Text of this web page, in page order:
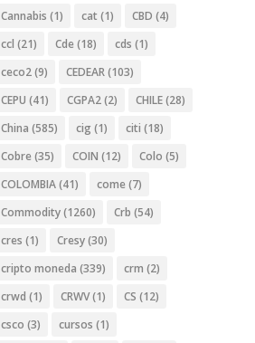
Cannabis (1) cat (1) CBD (4)
ccl (21) Cde (18) cds (1)
ceco2(9) CEDEAR(103)
CEPU (41) CGPA2(2) CHILE(28)
China (585) cig (1) citi (18)
Cobre (35) COIN (12) Colo (5)
COLOMBIA(41) come (7)
Commodity(1260) Crb (54)
cres (1) Cresy(30)
cripto moneda (339) crm (2)
crwd (1) CRWV(1) CS (12)
csco (3) cursos (1)